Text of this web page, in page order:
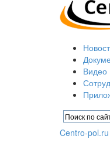
Видео
Centro-pol.ru